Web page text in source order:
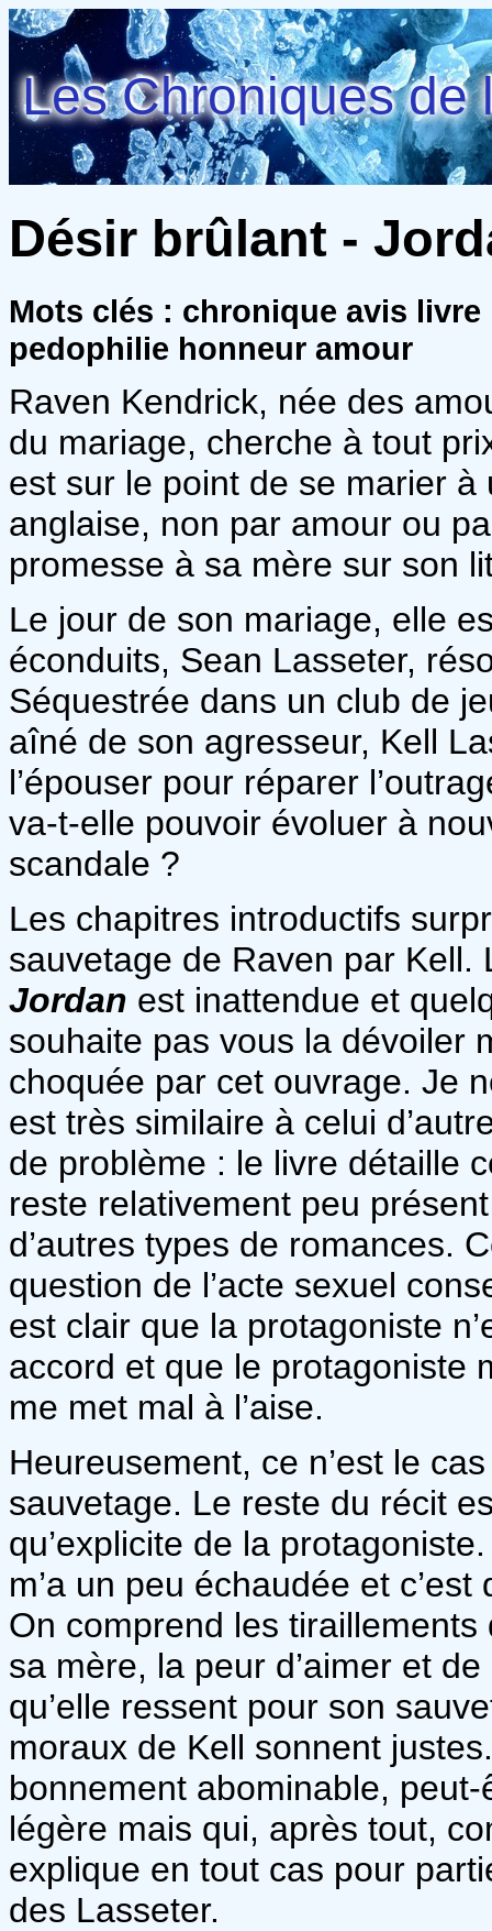
Les Chroniques de
Désir brûlant -
Mots clés : chronique avis
pedophilie honneur amour
Raven Kendrick, née des
du mariage, cherche à tout
est sur le point de se marier
anglaise, non par amour ou
promesse à sa mère sur son
Le jour de son mariage, elle
éconduits, Sean Lasseter,
Séquestrée dans un club de
aîné de son agresseur, Kell
l’épouser pour réparer
va-t-elle pouvoir évoluer à
scandale ?
Les chapitres introductifs
sauvetage de Raven par
Jordan est inattendue et
souhaite pas vous la dévoiler
choquée par cet ouvrage. Je
est très similaire à celui
de problème : le livre détaille
reste relativement peu
d’autres types de romances.
question de l’acte sexuel
est clair que la protagoniste
accord et que le protagoniste
me met mal à l’aise.
Heureusement, ce n’est le
sauvetage. Le reste du récit
qu’explicite de la
m’a un peu échaudée et
On comprend les
sa mère, la peur d’aimer et
qu’elle ressent pour son
moraux de Kell sonnent
bonnement abominable,
légère mais qui, après tout,
explique en tout cas pour
des Lasseter.